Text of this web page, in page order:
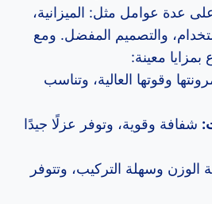
عدة عوامل مثل: الميزانية،
والتصميم المفضل. ومع
بمزايا معينة:
وقوتها العالية، وتناسب
شفافة وقوية، وتوفر عزلًا جيدًا
الوزن وسهلة التركيب، وتتوفر